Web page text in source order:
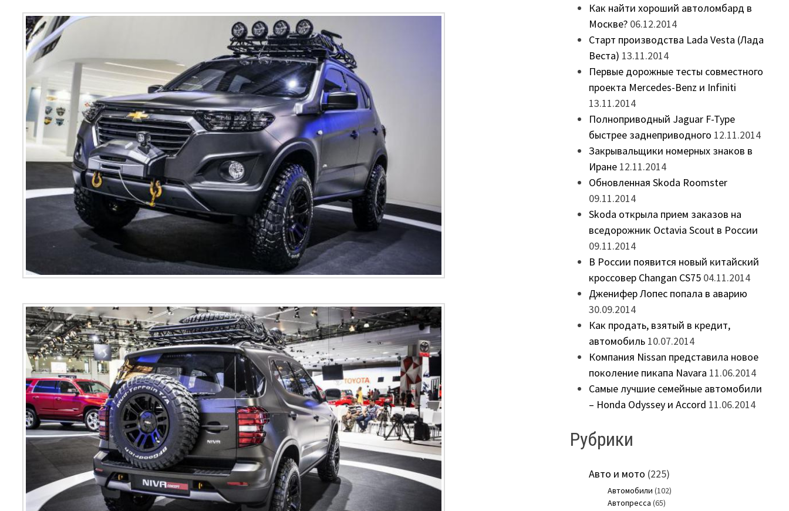
Как найти хороший автоломбард в
Москве? 06.12.2014
Старт производства Lada Vesta (Лада
Веста) 13.11.2014
Первые дорожные тесты совместного
проекта Mercedes-Benz и Infiniti
13.11.2014
Полноприводный Jaguar F-Type
быстрее заднеприводного 12.11.2014
Закрывальщики номерных знаков в
Иране 12.11.2014
Обновленная Skoda Roomster
09.11.2014
Skoda открыла прием заказов на
вседорожник Octavia Scout в России
09.11.2014
В России появится новый китайский
кроссовер Changan CS75 04.11.2014
Дженифер Лопес попала в аварию
30.09.2014
Как продать, взятый в кредит,
автомобиль 10.07.2014
Компания Nissan представила новое
поколение пикапа Navara 11.06.2014
Самые лучшие семейные автомобили
– Honda Odyssey и Accord 11.06.2014
Рубрики
Авто и мото (225)
Автомобили (102)
Автопресса (65)